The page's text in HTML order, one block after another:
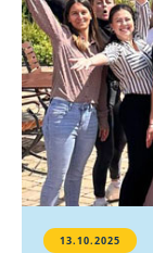
13.10.2025